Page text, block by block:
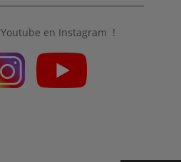
Youtube en Instagram !